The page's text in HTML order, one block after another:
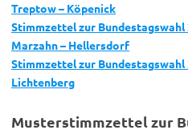
Treptow – Köpenick
Stimmzettel zur
Marzahn – Hellersdorf
Stimmzettel zur
Lichtenberg
Musterstimmzettel zur